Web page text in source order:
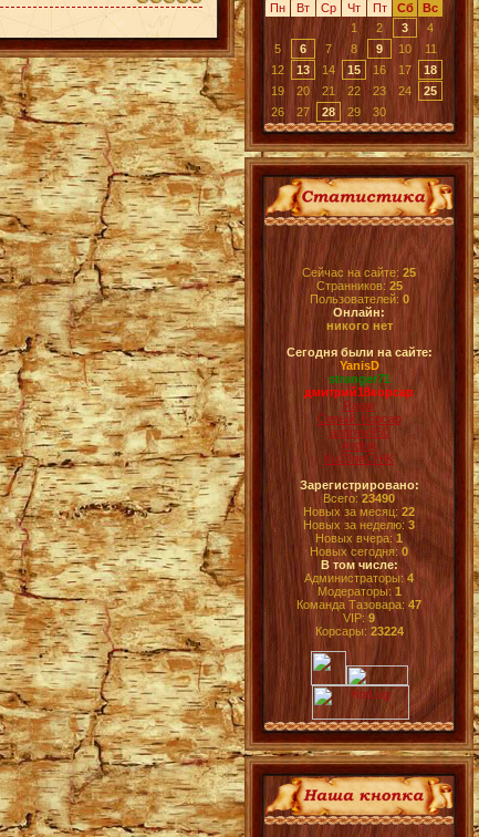
Пн Вт Ср Чт Пт Сб
Вс
1
2 3
4
5
6 7 8 9 10
11
12
13 14 15 16 17
18
19
20 21 22 23 24
25
26
27 28 29 30
Сейчас на сайте: 25
Странников: 25
Пользователей: 0
Онлайн:
никого нет
Сегодня были на сайте:
YanisD
stranger71
дмитрий18корсар
Ragar
Серый_Корсар
andrew950
Andlok
Ku33neCHIK
Зарегистрировано:
Всего: 23490
Новых за месяц: 22
Новых за неделю: 3
Новых вчера: 1
Новых сегодня: 0
В том числе:
Администраторы:4
Модераторы: 1
Команда Тазовара: 47
VIP: 9
Корсары: 23224